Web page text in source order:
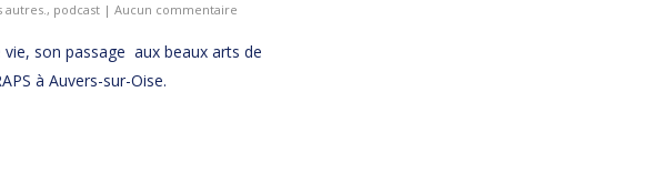
autres., podcast | Aucun commentaire
son passage aux beaux arts de
à Auvers-sur-Oise.